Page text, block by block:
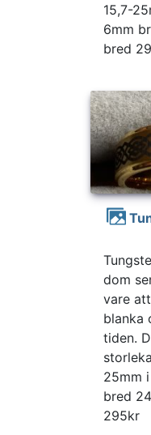
15,7-
6mm
bred
dom
vare
blanka
tiden.
25mm
bred
295kr